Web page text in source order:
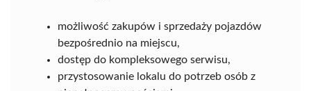
możliwość zakupów i sprzedaży pojazdów
bezpośrednio na miejscu,
dostęp do kompleksowego serwisu,
przystosowanie lokalu do potrzeb osób z